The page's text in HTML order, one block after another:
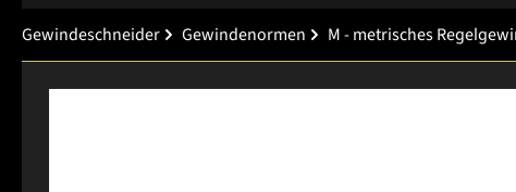
Gewindeschneider Gewindenormen M - metrisches